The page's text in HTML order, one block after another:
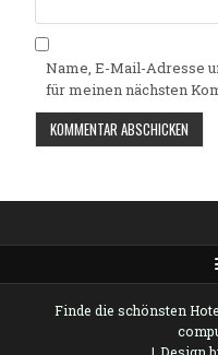
Name, E-Mail-Adresse
für meinen nächsten
Finde die schönsten